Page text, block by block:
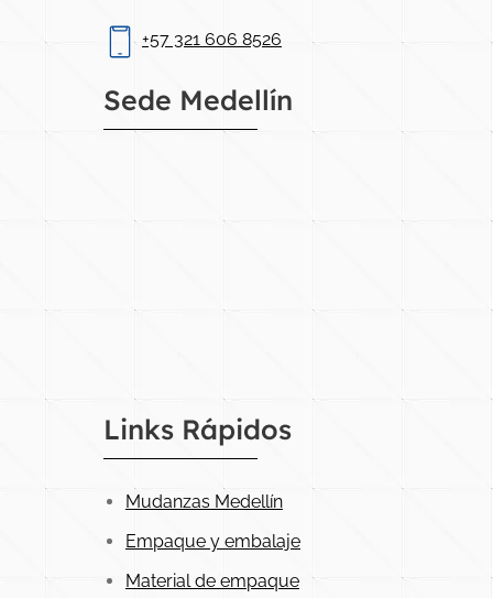
+57 321 606 8526
Sede Medellín
Links Rápidos
Mudanzas Medellín
Empaque y embalaje
Material de empaque